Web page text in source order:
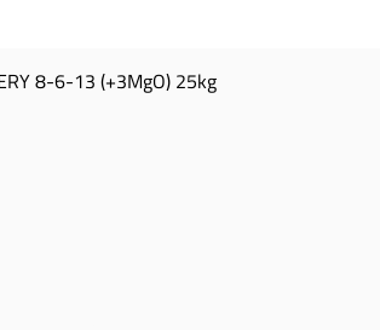
8-­6-­13 (+3MgO) 25kg